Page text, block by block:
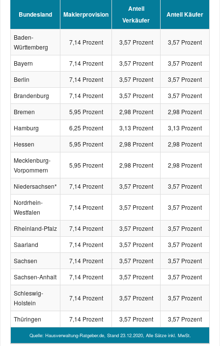
Bundesland Maklerprovision
Anteil
Verkäufer
Anteil Käufer
Baden-
Württemberg
7,14 Prozent 3,57 Prozent 3,57 Prozent
Bayern 7,14 Prozent 3,57 Prozent
3,57 Prozent
Berlin
7,14 Prozent 3,57 Prozent
3,57 Prozent
Brandenburg
7,14 Prozent 3,57 Prozent
3,57 Prozent
Bremen
5,95 Prozent 2,98 Prozent
2,98 Prozent
Hamburg
6,25 Prozent 3,13 Prozent
3,13 Prozent
Hessen
5,95 Prozent 2,98 Prozent
2,98 Prozent
Mecklenburg-
Vorpommern
5,95 Prozent 2,98 Prozent 2,98 Prozent
Niedersachsen* 7,14 Prozent 3,57 Prozent
3,57 Prozent
Nordrhein-
Westfalen
7,14 Prozent 3,57 Prozent 3,57 Prozent
Rheinland-Pfalz 7,14 Prozent 3,57 Prozent
3,57 Prozent
Saarland
7,14 Prozent 3,57 Prozent
3,57 Prozent
Sachsen
7,14 Prozent 3,57 Prozent
3,57 Prozent
Sachsen-Anhalt
7,14 Prozent 3,57 Prozent
3,57 Prozent
Schleswig-
Holstein
7,14 Prozent 3,57 Prozent 3,57 Prozent
Thüringen 7,14 Prozent 3,57 Prozent 3,57 Prozent
Quelle: Hausverwaltung-Ratgeber.de, Stand 23.12.2020, Alle Sätze inkl. MwSt.